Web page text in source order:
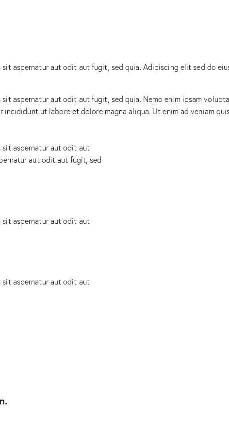
aspernatur aut odit aut fugit, sed quia. Adipiscing elit sed do
aspernatur aut odit aut fugit, sed quia. Nemo enim ipsam
ut labore et dolore magna aliqua. Ut enim ad veniam
sit aspernatur aut odit aut
aut odit aut fugit, sed
sit aspernatur aut odit aut
sit aspernatur aut odit aut